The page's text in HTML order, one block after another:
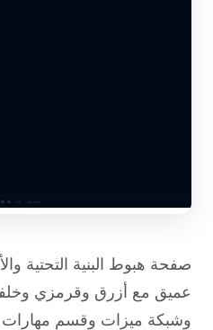
صفحة هبوط البنية التحتية
وشبكة ميزات وقسم